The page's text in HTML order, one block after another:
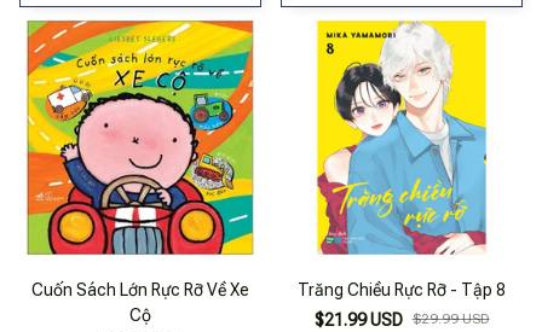
Cuốn Sách Lớn Rực Rỡ Về Xe
Cộ
Trăng Chiều Rực Rỡ - Tập 8
$21.99 USD $29.99 USD